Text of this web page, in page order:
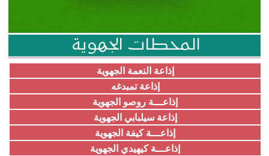
المحطات الجهوية
إذاعة النعمة الجهوية
إذاعة تمبدغه
إذاعـــة روصو الجهوية
إذاعة سيلبابي الجهوية
إذاعـــة كيفة الجهوية
إذاعـــة كيهيدي الجهوية